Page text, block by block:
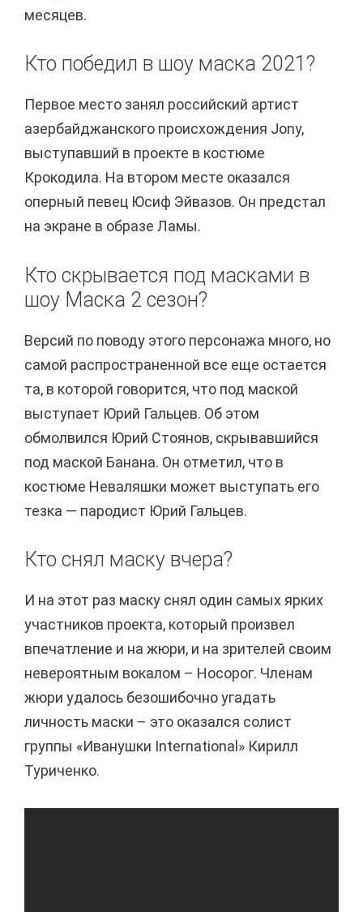
месяцев.
Кто победил в шоу маска 2021?
Первое место занял российский артист
азербайджанского происхождения Jony,
выступавший в проекте в костюме
Крокодила. На втором месте оказался
оперный певец Юсиф Эйвазов. Он предстал
на экране в образе Ламы.
Кто скрывается под масками в
шоу Маска 2 сезон?
Версий по поводу этого персонажа много, но
самой распространенной все еще остается
та, в которой говорится, что под маской
выступает Юрий Гальцев. Об этом
обмолвился Юрий Стоянов, скрывавшийся
под маской Банана. Он отметил, что в
костюме Неваляшки может выступать его
тезка — пародист Юрий Гальцев.
Кто снял маску вчера?
И на этот раз маску снял один самых ярких
участников проекта, который произвел
впечатление и на жюри, и на зрителей своим
невероятным вокалом – Носорог. Членам
жюри удалось безошибочно угадать
личность маски – это оказался солист
группы «Иванушки International» Кирилл
Туриченко.